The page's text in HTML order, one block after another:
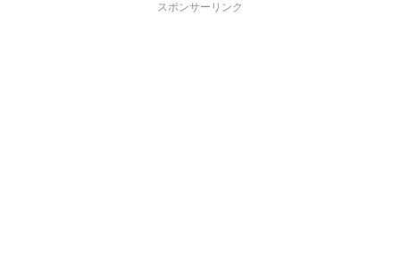
スポンサーリンク